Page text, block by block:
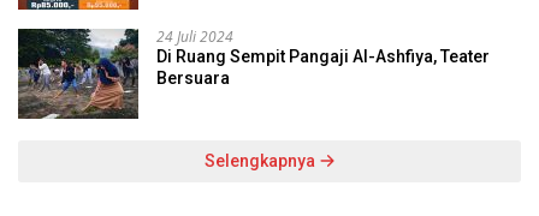
24 Juli 2024
Di Ruang Sempit Pangaji Al-Ashfiya, Teater
Bersuara
Selengkapnya